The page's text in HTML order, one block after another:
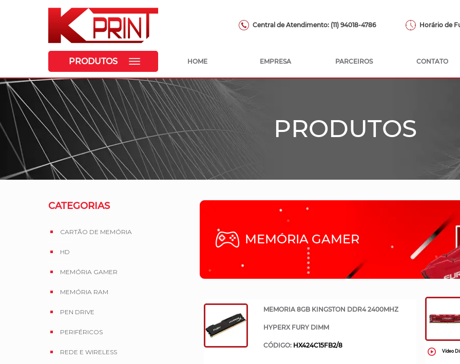
Central de Atendimento: (11) 94018-4786 Horário de
PRODUTOS HOME EMPRESA PARCEIROS CONTATO
PRODUTOS
CATEGORIAS
CARTÃO DE MEMÓRIA
HD
MEMÓRIA GAMER
MEMÓRIA RAM
PEN DRIVE
PERIFÉRICOS
REDE E WIRELESS
MEMÓRIA GAMER
MEMORIA 8GB KINGSTON DDR4 2400MHZ
HYPERX FURY DIMM
CÓDIGO: HX424C15FB2/8
Vídeo